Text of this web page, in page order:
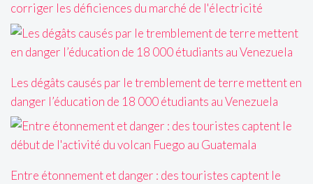
corriger les déficiences du marché de l'électricité
Les dégâts causés par le tremblement de terre mettent en
danger l’éducation de 18 000 étudiants au Venezuela
Entre étonnement et danger : des touristes captent le